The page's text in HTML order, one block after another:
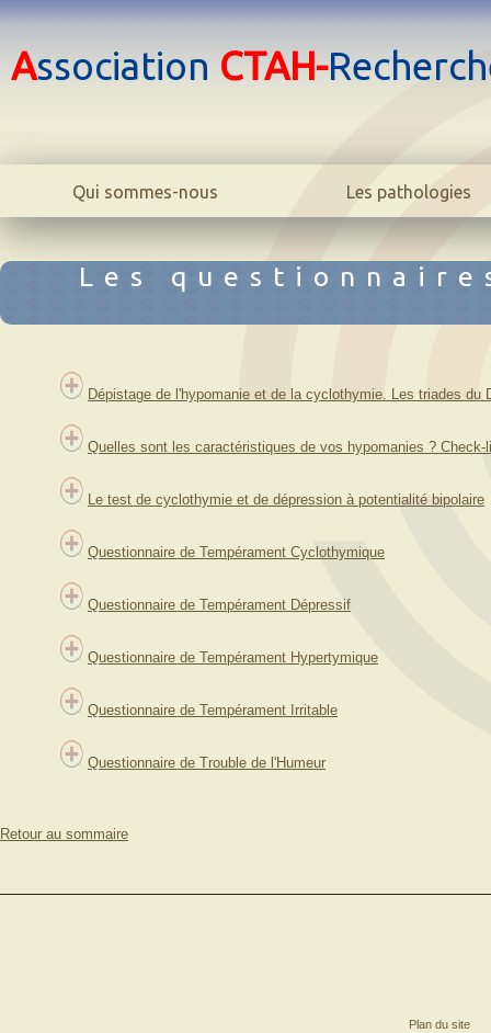
Association CTAH-
Qui sommes-nous
L'association
L'équipe
Biblio
Les pathologies
La bipolarité adulte
La bipolarité
La cyclothymie
L'hyperthymie
L'addiction
Les
Dépistage de l'hypomanie et de la cyclothymie. Les triades du
Quelles sont les caractéristiques de vos hypomanies ? Check-
Le test de cyclothymie et de dépression à potentialité bipolaire
Questionnaire de Tempérament Cyclothymique
Questionnaire de Tempérament Dépressif
Questionnaire de Tempérament Hypertymique
Questionnaire de Tempérament Irritable
Questionnaire de Trouble de l'Humeur
Retour au sommaire
Plan du site